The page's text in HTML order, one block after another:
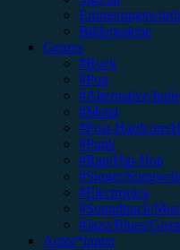
Bildergalerie
Genres
#Rock
#Pop
#Alternative/Indie
#Metal
#Post-Hardcore/
#Punk
#Rap/Hip-Hop
#Singer/
#Electronica
#Soundtrack/
#Jazz/Blues/
Autor*innen